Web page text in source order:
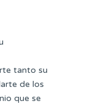
tanto su
de los
que se